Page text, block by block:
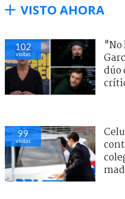
VISTO AHORA
102
visitas
"No
dúo
99
visitas